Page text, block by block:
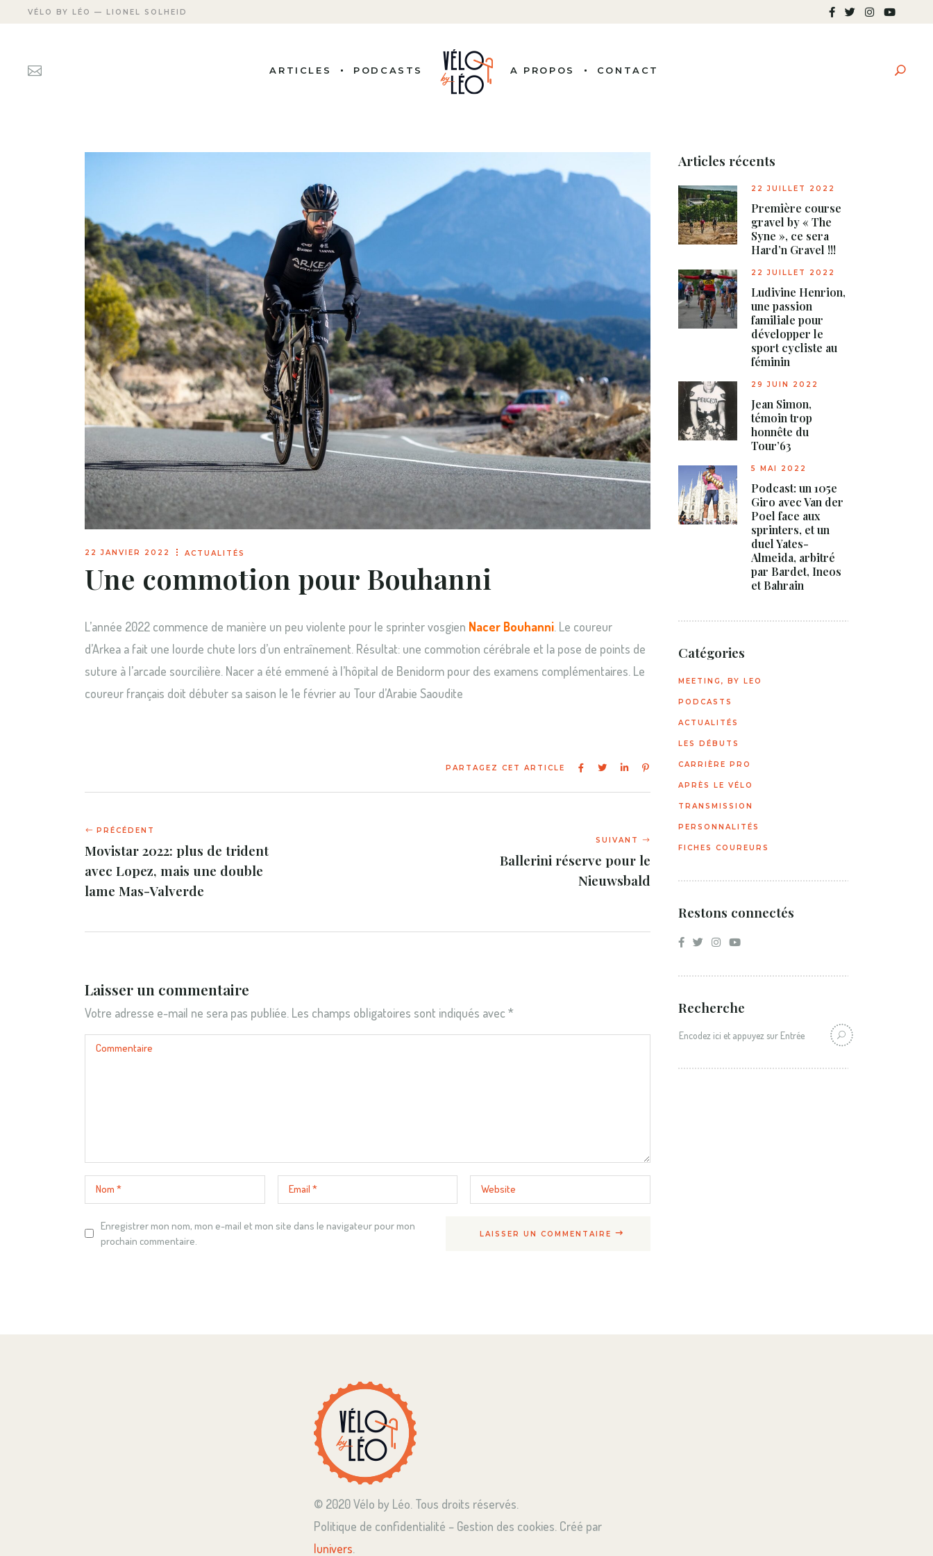
VÉLO BY LÉO — LIONEL SOLHEID
ARTICLES
PERSONNALITÉS
TRANSMISSION
APRÈS LE VÉLO
CARRIÈRE PRO
LES DÉBUTS
MEETING, BY LEO
PODCASTS A PROPOS CONTACT
22 JANVIER 2022 ACTUALITÉS
Une commotion pour Bouhanni
L’année 2022 commence de manière un peu violente pour le sprinter vosgien Nacer Bouhanni. Le coureur
d’Arkea a fait une lourde chute lors d’un entraînement. Résultat: une commotion cérébrale et la pose de points de
suture à l’arcade sourcilière. Nacer a été emmené à l’hôpital de Benidorm pour des examens complémentaires. Le
coureur français doit débuter sa saison le 1e février au Tour d’Arabie Saoudite
Movistar 2022: plus de trident
avec Lopez, mais une double
lame Mas-Valverde
Ballerini réserve pour le
Nieuwsbald
Laisser un commentaire
Votre adresse e-mail ne sera pas publiée. Les champs obligatoires sont indiqués avec*
Enregistrer mon nom, mon e-mail et mon site dans le navigateur pour mon
prochain commentaire.
LAISSER UN COMMENTAIRE
Articles récents
22 JUILLET 2022
Première course
gravel by « The
Syne », ce sera
Hard’n Gravel !!!
22 JUILLET 2022
Ludivine Henrion,
une passion
familiale pour
développer le
sport cycliste au
féminin
29 JUIN 2022
Jean Simon,
témoin trop
honnête du
Tour’63
5 MAI 2022
Podcast: un 105e
Giro avec Van der
Poel face aux
sprinters, et un
duel Yates-
Almeida, arbitré
par Bardet, Ineos
et Bahrain
Catégories
MEETING, BY LEO
PODCASTS
ACTUALITÉS
LES DÉBUTS
CARRIÈRE PRO
APRÈS LE VÉLO
TRANSMISSION
PERSONNALITÉS
FICHES COUREURS
Restons connectés
Recherche
© 2020 Vélo by Léo. Tous droits réservés.
Politique de confidentialité – Gestion des cookies. Créé par
lunivers.